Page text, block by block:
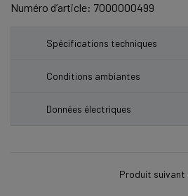
Numéro d’article: 7000000499
Spécifications techniques
Conditions ambiantes
Données électriques
Produit suivant